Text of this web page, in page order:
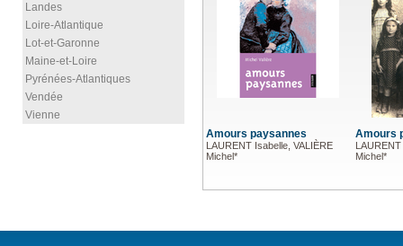
Landes
Loire-Atlantique
Lot-et-Garonne
Maine-et-Loire
Pyrénées-Atlantiques
Vendée
Vienne
Amours paysannes
LAURENT Isabelle, VALIÈRE
Michel*
Amours
Michel*